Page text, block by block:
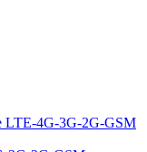
LTE-4G-3G-2G-GSM